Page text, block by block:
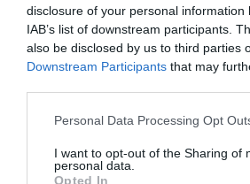
disclosure of your personal information
IAB’s list of downstream participants.
also be disclosed by us to third parties
Downstream Participants that may
Please note that this website/app uses
not limited to your visit or usage
grant or deny consent to Google and
Personal Data Processing Opt
I want to opt-out of the Sharing of
personal data.
Opted In
Mindenki számára
Tulajdonképpen a
magánszemélyek, egyéni
is élhetnek. Természetesen
érdemes mérlegelni, hogy